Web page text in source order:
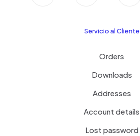
Servicio al Cliente
Orders
Downloads
Addresses
Account details
Lost password